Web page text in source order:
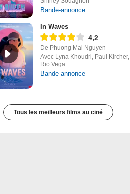
Bande-annonce
In Waves
4,2
De Phuong Mai Nguyen
Avec Lyna Khoudri, Paul Kircher,
Rio Vega
Bande-annonce
Tous les meilleurs films au ciné